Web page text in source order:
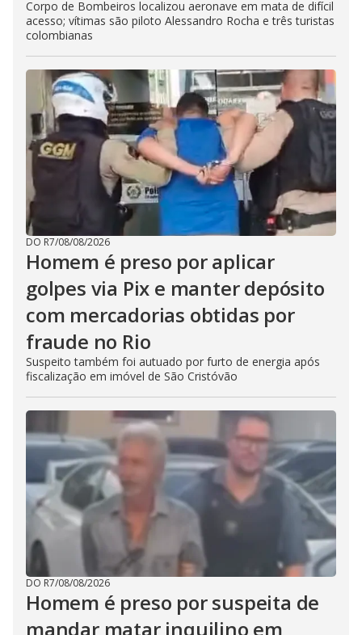
Corpo de Bombeiros localizou aeronave em mata de difícil
acesso; vítimas são piloto Alessandro Rocha e três turistas
colombianas
DO R7/08/08/2026
Homem é preso por aplicar
golpes via Pix e manter depósito
com mercadorias obtidas por
fraude no Rio
Suspeito também foi autuado por furto de energia após
fiscalização em imóvel de São Cristóvão
DO R7/08/08/2026
Homem é preso por suspeita de
mandar matar inquilino em